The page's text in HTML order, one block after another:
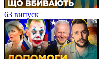
63 випуск